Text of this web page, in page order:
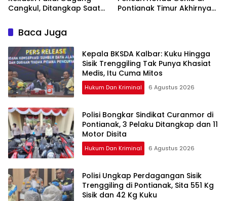
Cangkul, Ditangkap Saat
Pontianak Timur Akhirnya
Baca Juga
Kepala BKSDA Kalbar: Kuku Hingga
Sisik Trenggiling Tak Punya Khasiat
Medis, Itu Cuma Mitos
Hukum Dan Kriminal 6 Agustus 2026
Polisi Bongkar Sindikat Curanmor di
Pontianak, 3 Pelaku Ditangkap dan 11
Motor Disita
Hukum Dan Kriminal 6 Agustus 2026
Polisi Ungkap Perdagangan Sisik
Trenggiling di Pontianak, Sita 551 Kg
Sisik dan 42 Kg Kuku